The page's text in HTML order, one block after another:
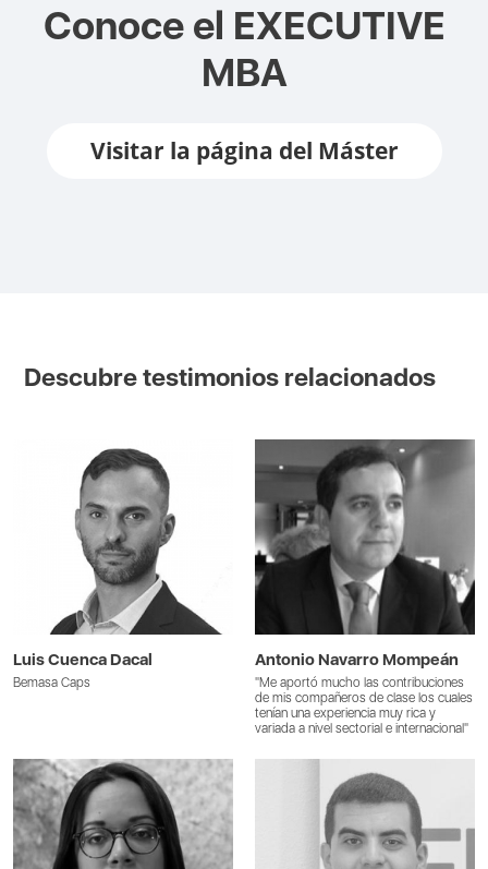
Conoce el EXECUTIVE
MBA
Visitar la página del Máster
Descubre testimonios relacionados
Luis Cuenca Dacal
Bemasa Caps
Antonio Navarro Mompeán
"Me aportó mucho las contribuciones
de mis compañeros de clase los cuales
tenían una experiencia muy rica y
variada a nivel sectorial e internacional"